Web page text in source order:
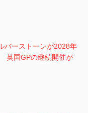
バーストーンが2028年
英国GPの継続開催が